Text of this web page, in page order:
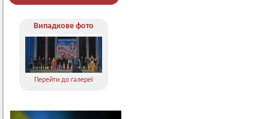
Випадкове фото
Перейти до галереї